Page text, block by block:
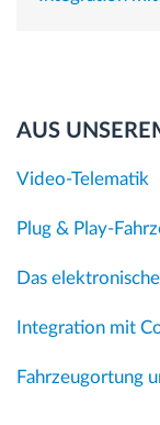
AUS
Video-Telematik
Plug & Play-
Das
Integration mit
Fahrzeugortung